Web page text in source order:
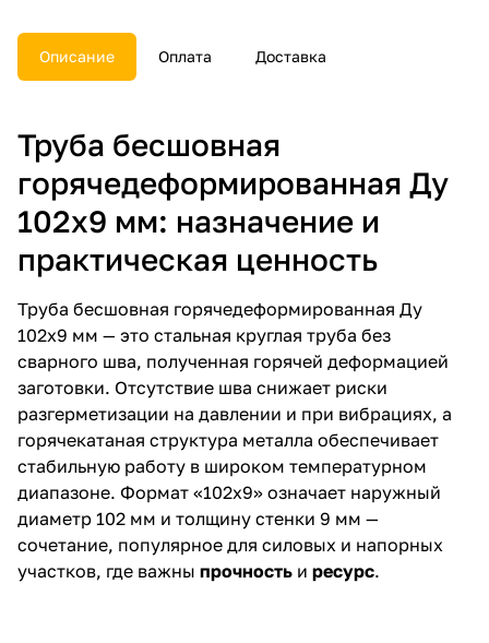
Описание Оплата Доставка
Труба бесшовная
горячедеформированная Ду
102х9 мм: назначение и
практическая ценность
Труба бесшовная горячедеформированная Ду
102х9 мм — это стальная круглая труба без
сварного шва, полученная горячей деформацией
заготовки. Отсутствие шва снижает риски
разгерметизации на давлении и при вибрациях, а
горячекатаная структура металла обеспечивает
стабильную работу в широком температурном
диапазоне. Формат «102х9» означает наружный
диаметр 102 мм и толщину стенки 9 мм —
сочетание, популярное для силовых и напорных
участков, где важны прочность и ресурс.